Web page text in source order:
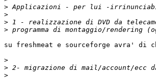
>
>
>
>
su freshmeat e sourceforge avra' di
>
>
>